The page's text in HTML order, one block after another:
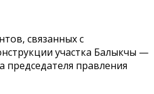
связанных с
участка Балыкчы —
председателя правления